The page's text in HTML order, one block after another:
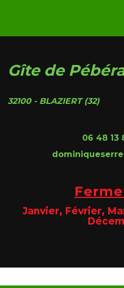
Gîte de
32100 - BLAZIERT (32)
06 48 13
Janvier, Février,